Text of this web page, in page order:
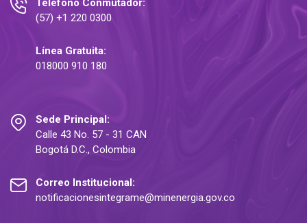
Teléfono Conmutador:
(57) +1 220 0300
Línea Gratuita:
018000 910 180
Sede Principal:
Calle 43 No. 57 - 31 CAN
Bogotá D.C., Colombia
Correo Institucional:
notificacionesintegrame@minenergia.gov.co